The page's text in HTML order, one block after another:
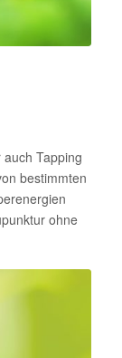
Tapping
bestimmten
ohne